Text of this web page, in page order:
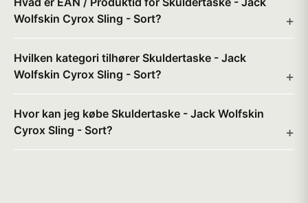
Wolfskin Cyrox Sling - Sort?
Hvilken kategori tilhører Skuldertaske - Jack
Wolfskin Cyrox Sling - Sort?
Hvor kan jeg købe Skuldertaske - Jack Wolfskin
Cyrox Sling - Sort?